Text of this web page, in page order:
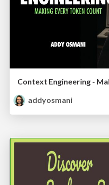
Context Engineering -
addyosmani